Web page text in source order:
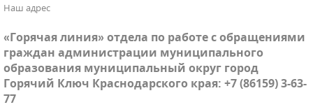
Наш адрес
«Горячая линия» отдела по работе с обращениями
граждан администрации муниципального
образования муниципальный округ город
Горячий Ключ Краснодарского края: +7 (86159) 3-63-
77